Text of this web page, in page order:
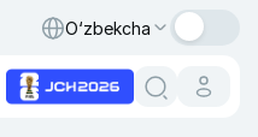
O‘zbekcha